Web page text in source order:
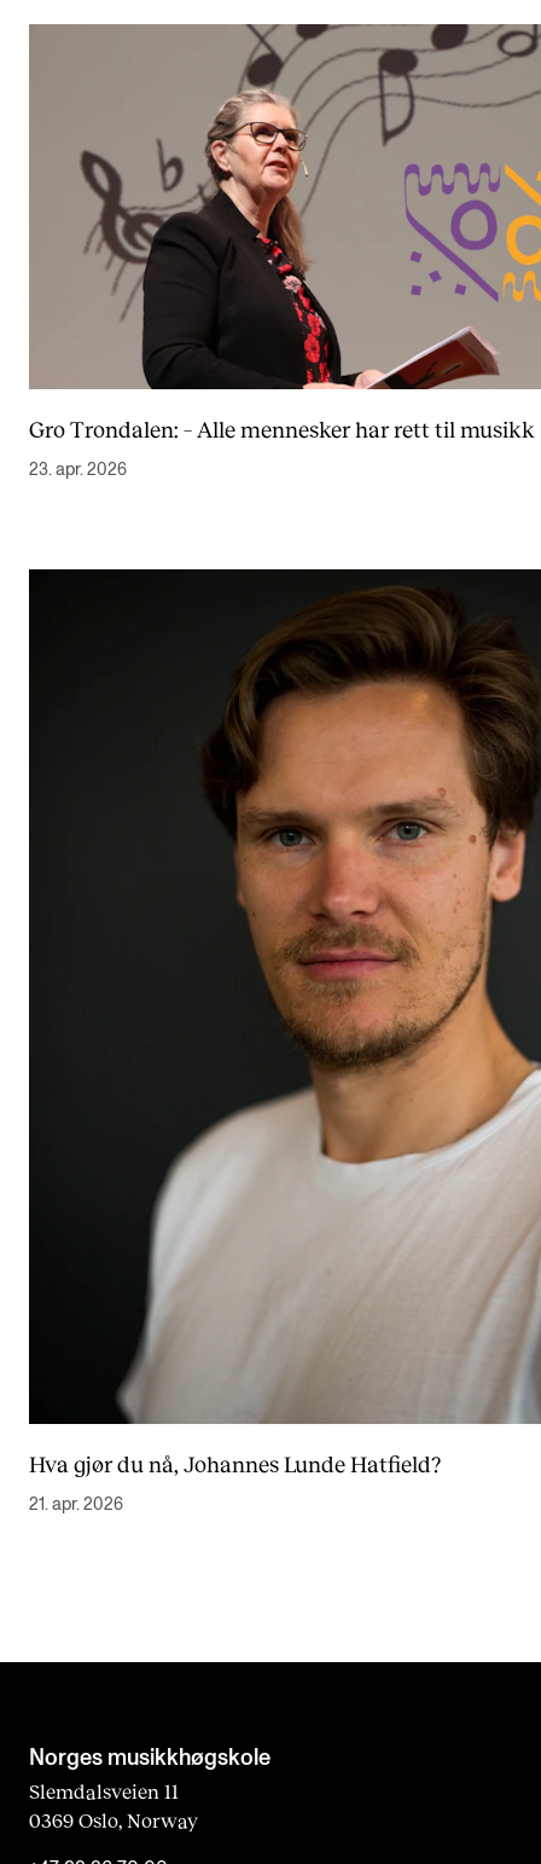
Gro Trondalen: – Alle mennesker har rett til musikk
23. apr. 2026
Hva gjør du nå, Johannes Lunde Hatfield?
21. apr. 2026
Norges musikk­høgskole
Slemdalsveien 11
0369 Oslo, Norway